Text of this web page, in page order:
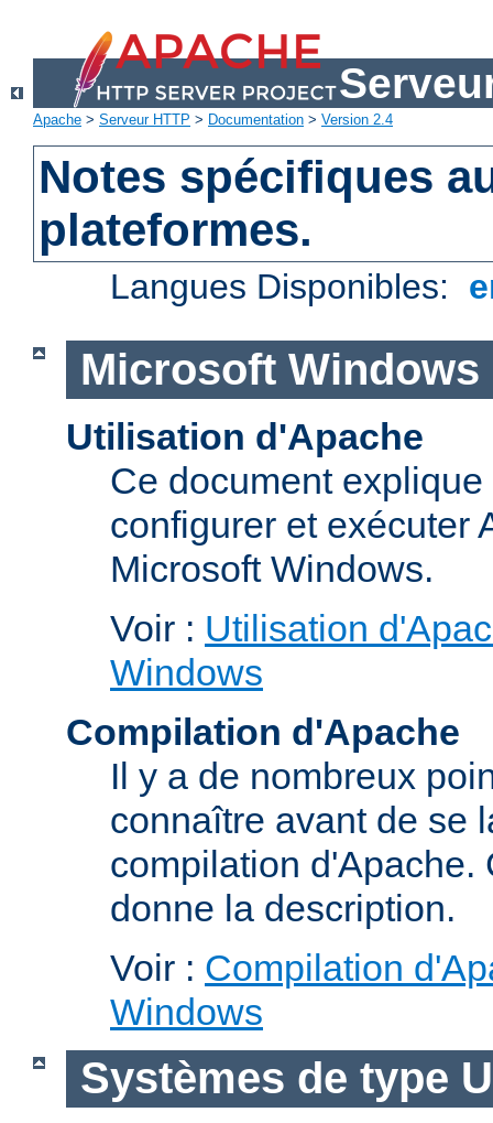
Apache > Serveur HTTP > Documentation > Version 2.4
Notes spécifiques
plateformes.
Langues Disponibles:
Microsoft Windows
Utilisation d'Apache
Ce document
configurer et exécuter
Microsoft Windows.
Voir : Utilisation
Windows
Compilation d'Apache
Il y a de nombreux
connaître avant de se
compilation d'Apache.
donne la description.
Voir : Compilation
Windows
Systèmes de type